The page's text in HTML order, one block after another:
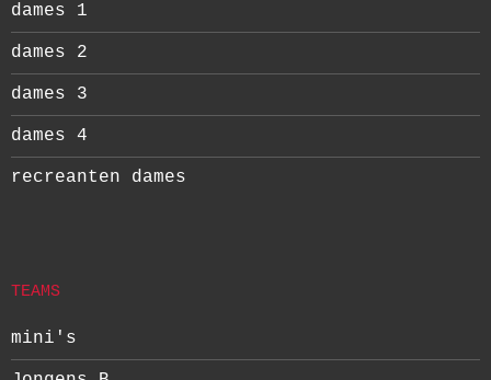
dames 1
dames 2
dames 3
dames 4
recreanten dames
TEAMS
mini's